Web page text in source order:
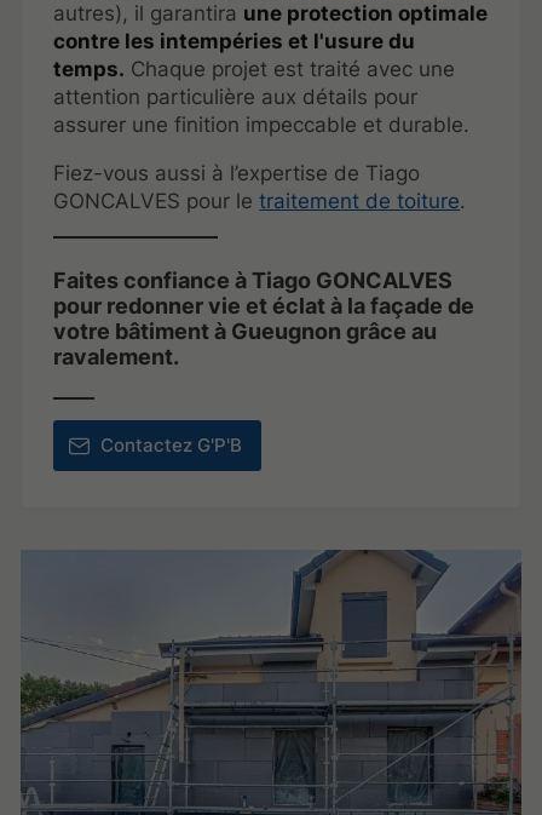
autres), il garantira une protection optimale
contre les intempéries et l'usure du
temps. Chaque projet est traité avec une
attention particulière aux détails pour
assurer une finition impeccable et durable.
Fiez-vous aussi à l’expertise de Tiago
GONCALVES pour letraitement de toiture.
Faites confiance à Tiago GONCALVES
pour redonner vie et éclat à la façade de
votre bâtiment à Gueugnon grâce au
ravalement.
Contactez G'P'B